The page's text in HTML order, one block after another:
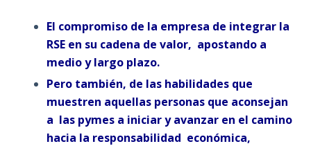
El compromiso de la empresa de integrar la
RSE en su cadena de valor, apostando a
medio y largo plazo.
Pero también, de las habilidades que
muestren aquellas personas que aconsejan
a las pymes a iniciar y avanzar en el camino
hacia la responsabilidad económica,